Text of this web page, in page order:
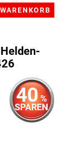
40 %
SPAREN